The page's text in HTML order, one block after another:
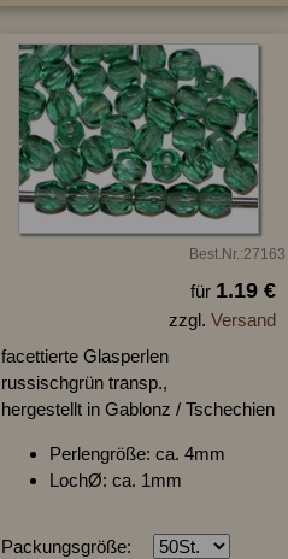
Best.Nr.:27163
für 1.19 €
zzgl. Versand
facettierte Glasperlen
russischgrün transp.,
hergestellt in Gablonz / Tschechien
Perlengröße: ca. 4mm
LochØ: ca. 1mm
Packungsgröße: